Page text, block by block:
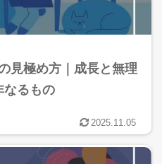
見極め方｜成長と無理
なるもの
2025.11.05